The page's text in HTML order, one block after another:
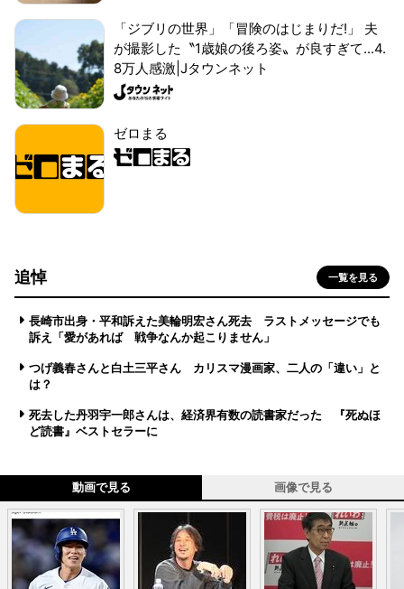
「ジブリの世界」「冒険のはじまりだ!」 夫
が撮影した〝1歳娘の後ろ姿〟が良すぎて...4.
8万人感激|Jタウンネット
ゼロまる
追悼 一覧を見る
長崎市出身・平和訴えた美輪明宏さん死去 ラストメッセージでも
訴え「愛があれば 戦争なんか起こりません」
つげ義春さんと白土三平さん カリスマ漫画家、二人の「違い」と
は？
死去した丹羽宇一郎さんは、経済界有数の読書家だった 『死ぬほ
ど読書』ベストセラーに
動画で見る 画像で見る